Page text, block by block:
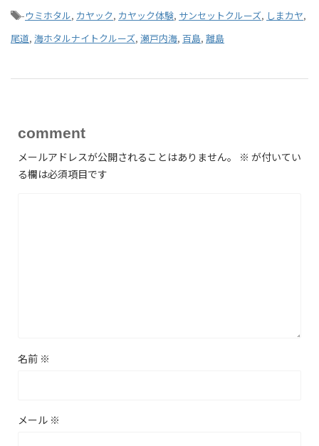
-ウミホタル, カヤック, カヤック体験, サンセットクルーズ, しまカヤ,
尾道, 海ホタルナイトクルーズ, 瀬戸内海, 百島, 離島
comment
メールアドレスが公開されることはありません。 ※ が付いてい
る欄は必須項目です
名前 ※
メール ※